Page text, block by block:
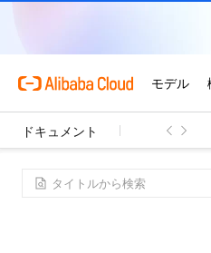
ドキュメント